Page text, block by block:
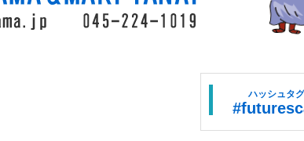
ハッシュタグ